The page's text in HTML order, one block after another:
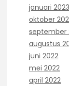
januari 2023
oktober
september
augustus
juni 2022
mei 2022
april 2022